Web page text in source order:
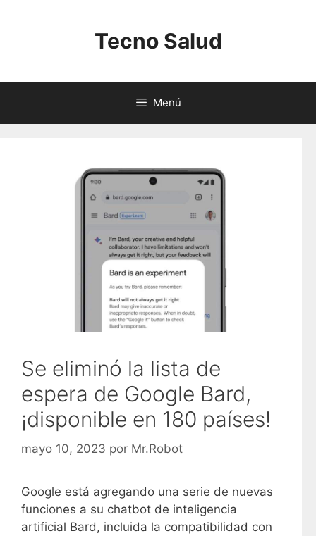
Tecno Salud
Menú
Se eliminó la lista de
espera de Google Bard,
¡disponible en 180 países!
mayo 10, 2023 por Mr.Robot
Google está agregando una serie de nuevas
funciones a su chatbot de inteligencia
artificial Bard, incluida la compatibilidad con